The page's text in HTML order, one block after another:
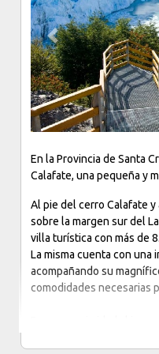
Previous
En la Provincia de Santa
Calafate, una pequeña y
Al pie del cerro Calafate y
sobre la margen sur del
villa turística con más de
La misma cuenta con
acompañando su
comodidades necesarias
Por su proximidad al